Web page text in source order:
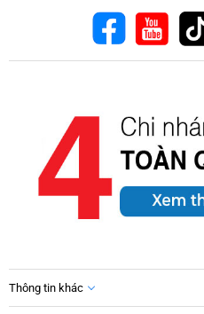
Thông tin khác